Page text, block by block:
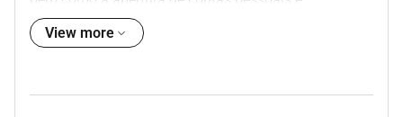
empresariais ao mesmo tempo que se faz uma
avaliação e compreensão precisas dessas
View more